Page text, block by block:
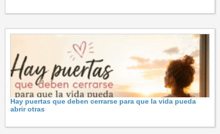
Hay puertas que deben cerrarse para que la vida pueda
abrir otras